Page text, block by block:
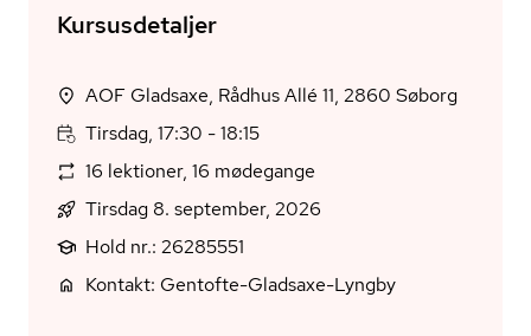
Kursusdetaljer
AOF Gladsaxe, Rådhus Allé 11, 2860 Søborg
Tirsdag, 17:30 - 18:15
16 lektioner, 16 mødegange
Tirsdag 8. september, 2026
Hold nr.: 26285551
Kontakt: Gentofte-Gladsaxe-Lyngby